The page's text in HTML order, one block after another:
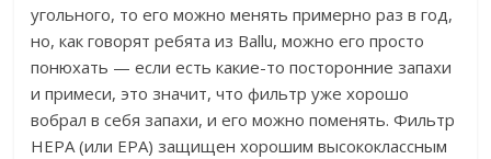
угольного, то его можно менять примерно раз в год,
но, как говорят ребята из Ballu, можно его просто
понюхать — если есть какие-то посторонние запахи
и примеси, это значит, что фильтр уже хорошо
вобрал в себя запахи, и его можно поменять. Фильтр
HEPA (или EPA) защищен хорошим высококлассным